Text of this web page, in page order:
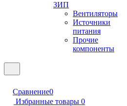
ЗИП
Вентиляторы
Источники
питания
Прочие
компоненты
Сравнение0
Избранные товары 0